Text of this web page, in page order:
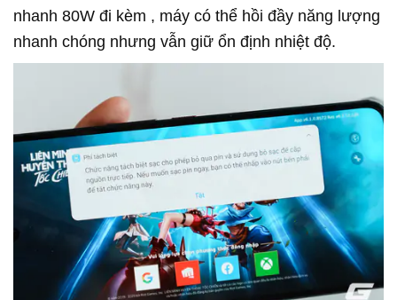
nhanh 80W đi kèm , máy có thể hồi đầy năng lượng
nhanh chóng nhưng vẫn giữ ổn định nhiệt độ.